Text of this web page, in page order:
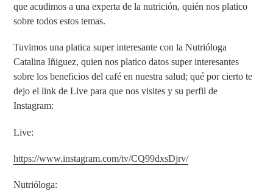
que acudimos a una experta de la nutrición, quién nos platico
sobre todos estos temas.
Tuvimos una platica super interesante con la Nutrióloga
Catalina Iñiguez, quien nos platico datos super interesantes
sobre los beneficios del café en nuestra salud; qué por cierto te
dejo el link de Live para que nos visites y su perfil de
Instagram:
Live:
https://www.instagram.com/tv/CQ99dxsDjrv/
Nutrióloga: